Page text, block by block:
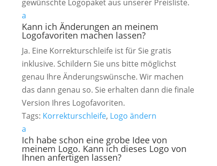
gewünschte Logopaket aus unserer Preisliste.
a
Kann ich Änderungen an meinem
Logofavoriten machen lassen?
Ja. Eine Korrekturschleife ist für Sie gratis
inklusive. Schildern Sie uns bitte möglichst
genau Ihre Änderungswünsche. Wir machen
das dann genau so. Sie erhalten dann die finale
Version Ihres Logofavoriten.
Tags: Korrekturschleife, Logo ändern
a
Ich habe schon eine grobe Idee von
meinem Logo. Kann ich dieses Logo von
Ihnen anfertigen lassen?